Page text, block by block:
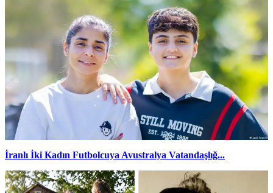
İranlı İki Kadın Futbolcuya Avustralya Vatandaşlığ...